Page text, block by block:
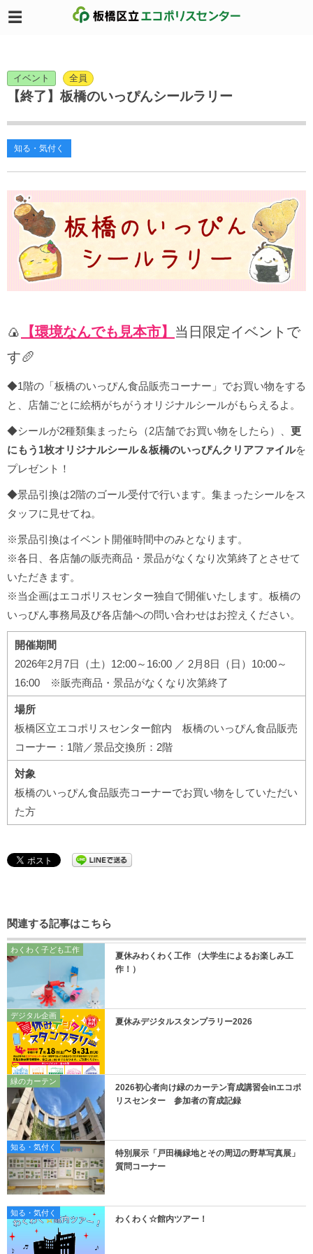
イベント 全員
【終了】板橋のいっぴんシールラリー
知る・気付く
🍙 【環境なんでも見本市】 当日限定イベントで
す🥖
◆1階の「板橋のいっぴん食品販売コーナー」でお買い物をする
と、店舗ごとに絵柄がちがうオリジナルシールがもらえるよ。
◆シールが2種類集まったら（2店舗でお買い物をしたら）、 更
にもう1枚オリジナルシール＆板橋のいっぴんクリアファイルを
プレゼント！
◆景品引換は2階のゴール受付で行います。集まったシールをス
タッフに見せてね。
※景品引換はイベント開催時間中のみとなります。
※各日、各店舗の販売商品・景品がなくなり次第終了とさせて
いただきます。
※当企画はエコポリスセンター独自で開催いたします。板橋の
いっぴん事務局及び各店舗への問い合わせはお控えください。
開催期間
2026年2月7日（土）12:00～16:00 ／ 2月8日（日）10:00～
16:00 ※販売商品・景品がなくなり次第終了
場所
板橋区立エコポリスセンター館内 板橋のいっぴん食品販売
コーナー：1階／景品交換所：2階
対象
板橋のいっぴん食品販売コーナーでお買い物をしていただい
た方
関連する記事はこちら
わくわく子ども工作
夏休みわくわく工作 （大学生によるお楽しみ工
作！）
デジタル企画
夏休みデジタルスタンプラリー2026
緑のカーテン
2026初心者向け緑のカーテン育成講習会inエコポ
リスセンター 参加者の育成記録
知る・気付く
特別展示「戸田橋緑地とその周辺の野草写真展」
質問コーナー
知る・気付く
わくわく☆館内ツアー！